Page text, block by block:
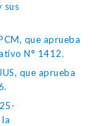
sus
que aprueba
N° 1412.
que aprueba